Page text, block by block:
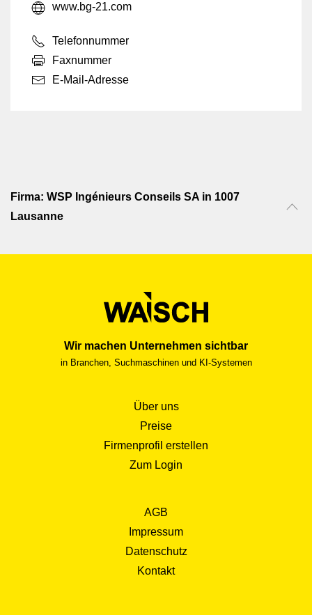
www.bg-21.com
Telefonnummer
Faxnummer
E-Mail-Adresse
Firma: WSP Ingénieurs Conseils SA in 1007
Lausanne
Wir machen Unternehmen sichtbar
in Branchen, Suchmaschinen und KI-Systemen
Über uns
Preise
Firmenprofil erstellen
Zum Login
AGB
Impressum
Datenschutz
Kontakt